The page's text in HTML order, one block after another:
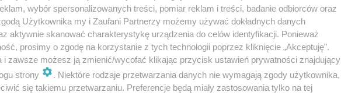
sprzętu na podstawie danych przekazanych
oprogramowania, wielkości zasobów czy
że zamówiony serwer nie tylko spełni bieżące
lata. Wsparcie ekspertów obejmuje również pomoc
masowej oraz zabezpieczenia danych przed
wybór spersonalizowanych treści, pomiar reklam i treści, badanie odbiorców oraz
Użytkownika my i Zaufani Partnerzy możemy używać dokładnych danych
aktywnie skanować charakterystykę urządzenia do celów identyfikacji. Ponieważ
prosimy o zgodę na korzystanie z tych technologii poprzez kliknięcie „Akceptuję”.
i zawsze możesz ją zmienić/wycofać klikając przycisk ustawień prywatności znajdujący
strony
. Niektóre rodzaje przetwarzania danych nie wymagają zgody użytkownika,
się takiemu przetwarzaniu. Preferencje będą miały zastosowania tylko na tej